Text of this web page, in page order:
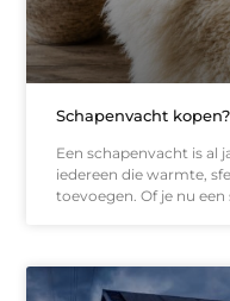
Schapenvacht
Een schapenvacht is al
iedereen die warmte,
toevoegen. Of je nu